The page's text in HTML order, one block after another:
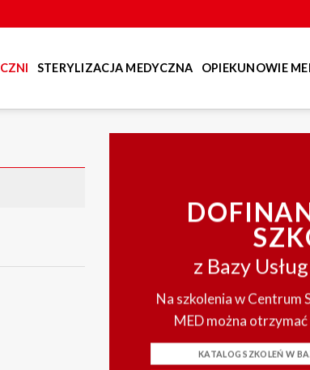
STERYLIZACJA MEDYCZNA OPIEKUNOWIE
z Bazy
Na szkolenia w Centrum
MED można
KATALOG SZKOLEŃ W